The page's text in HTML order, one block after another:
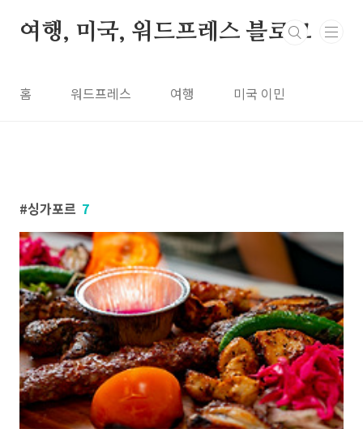
여행, 미국, 워드프레스 블로그
홈 워드프레스 여행 미국 이민
싱가포르 7